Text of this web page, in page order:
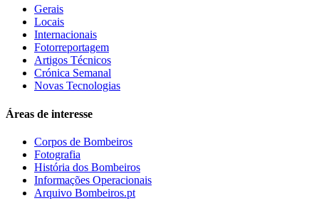
Gerais
Locais
Internacionais
Fotorreportagem
Artigos Técnicos
Crónica Semanal
Novas Tecnologias
Áreas de interesse
Corpos de Bombeiros
Fotografia
História dos Bombeiros
Informações Operacionais
Arquivo Bombeiros.pt